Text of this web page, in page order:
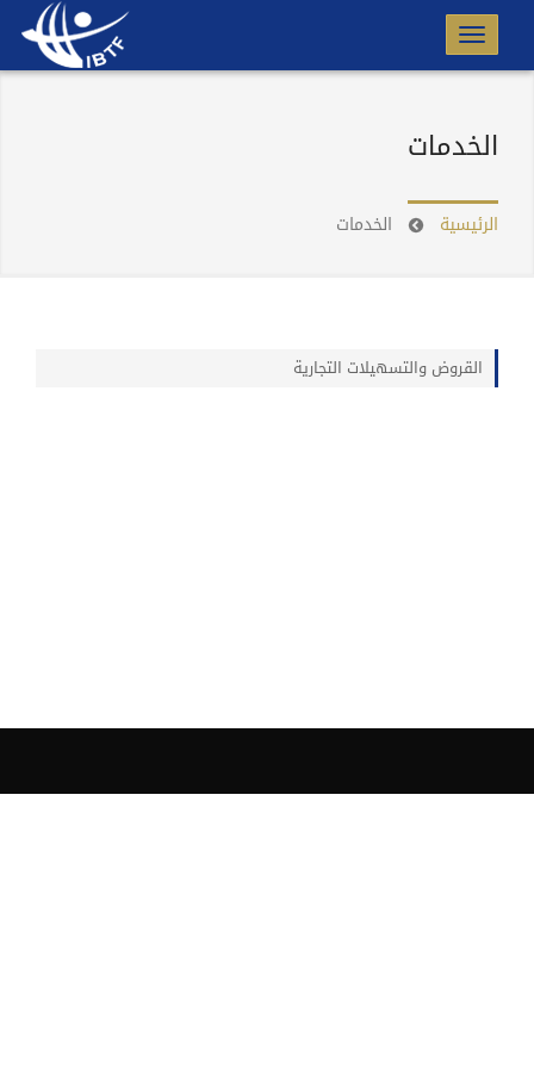
الخدمات
الرئيسية الخدمات
القروض والتسهيلات التجارية